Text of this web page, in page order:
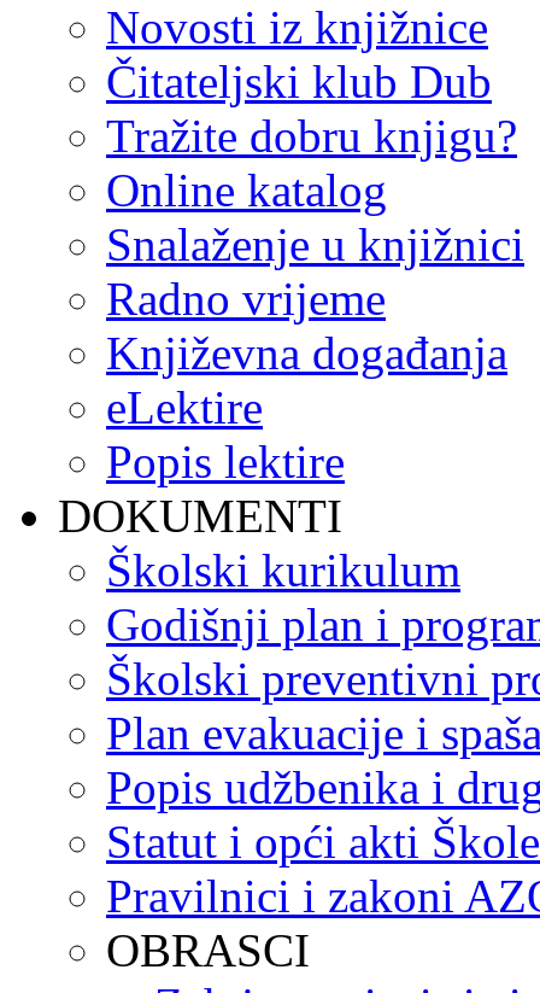
Novosti iz knjižnice
Čitateljski klub Dub
Tražite dobru knjigu?
Online katalog
Snalaženje u knjižnici
Radno vrijeme
Književna događanja
eLektire
Popis lektire
DOKUMENTI
Školski kurikulum
Godišnji plan i
Školski preventivni
Plan evakuacije i
Popis udžbenika i
Statut i opći akti Škole
Pravilnici i zakoni
OBRASCI